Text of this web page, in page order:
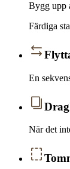
Bygg upp
Färdiga
En
När det